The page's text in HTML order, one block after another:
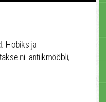
Hobiks ja
nii antiikmööbli,